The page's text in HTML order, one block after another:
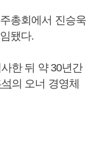
총회에서 진승욱
됐다.
한 뒤 약 30년간
의 오너 경영체